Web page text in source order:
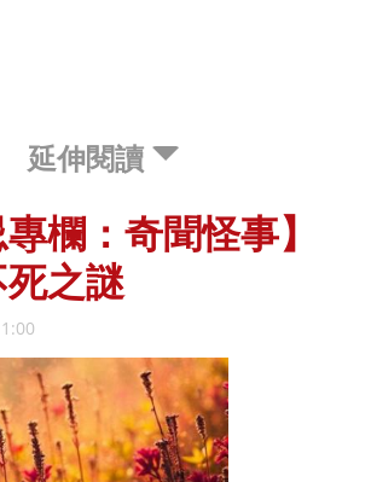
延伸閱讀
專欄：奇聞怪事】
之謎